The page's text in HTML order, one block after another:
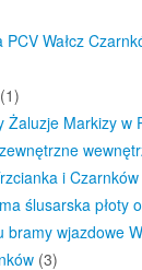
PCV Wałcz
(1)
Żaluzje Markizy w
i Czarnków
ślusarska płoty
wjazdowe
(3)